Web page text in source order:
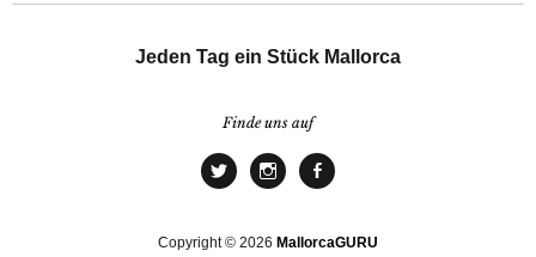
Jeden Tag ein Stück Mallorca
Finde uns auf
Copyright © 2026 MallorcaGURU